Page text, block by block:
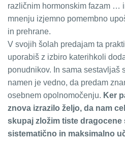
različnim hormonskim fazam …
mnenju izjemno pomembno
in prehrane.
V svojih šolah predajam ta
uporabiš z izbiro katerihkoli
ponudnikov. In sama sestavljaš
namen je vedno, da predam
osebnem opolnomočenju. Ker
znova izrazilo željo, da nam
skupaj zložim tiste dragocene
sistematično in maksimalno